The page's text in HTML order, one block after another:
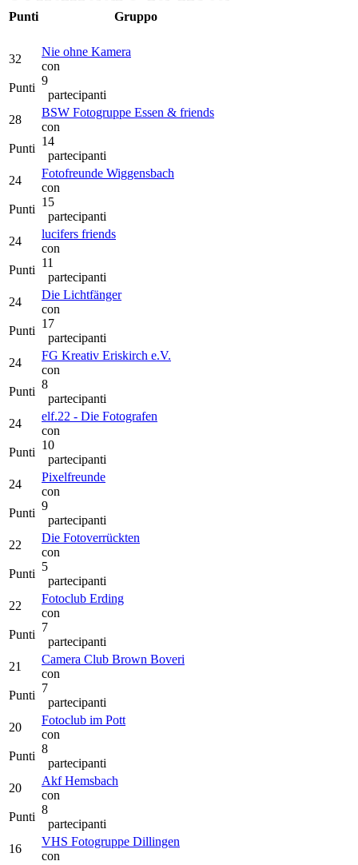
Punti Gruppo
32
Punti
Nie ohne Kamera
con
9
partecipanti
28
Punti
BSW Fotogruppe Essen & friends
con
14
partecipanti
24
Punti
Fotofreunde Wiggensbach
con
15
partecipanti
24
Punti
lucifers friends
con
11
partecipanti
24
Punti
Die Lichtfänger
con
17
partecipanti
24
Punti
FG Kreativ Eriskirch e.V.
con
8
partecipanti
24
Punti
elf.22 - Die Fotografen
con
10
partecipanti
24
Punti
Pixelfreunde
con
9
partecipanti
22
Punti
Die Fotoverrückten
con
5
partecipanti
22
Punti
Fotoclub Erding
con
7
partecipanti
21
Punti
Camera Club Brown Boveri
con
7
partecipanti
20
Punti
Fotoclub im Pott
con
8
partecipanti
20
Punti
Akf Hemsbach
con
8
partecipanti
16
VHS Fotogruppe Dillingen
con